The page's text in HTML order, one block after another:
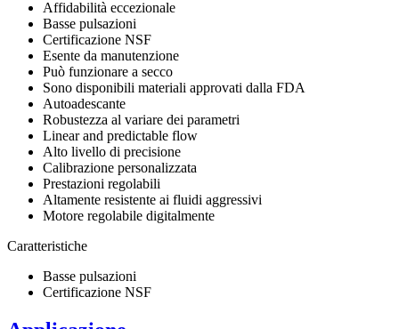
Affidabilità eccezionale
Basse pulsazioni
Certificazione NSF
Esente da manutenzione
Può funzionare a secco
Sono disponibili materiali approvati dalla FDA
Autoadescante
Robustezza al variare dei parametri
​Linear and predictable flow
Alto livello di precisione
Calibrazione personalizzata
Prestazioni regolabili
Altamente resistente ai fluidi aggressivi
Motore regolabile digitalmente
Caratteristiche
Basse pulsazioni
Certificazione NSF